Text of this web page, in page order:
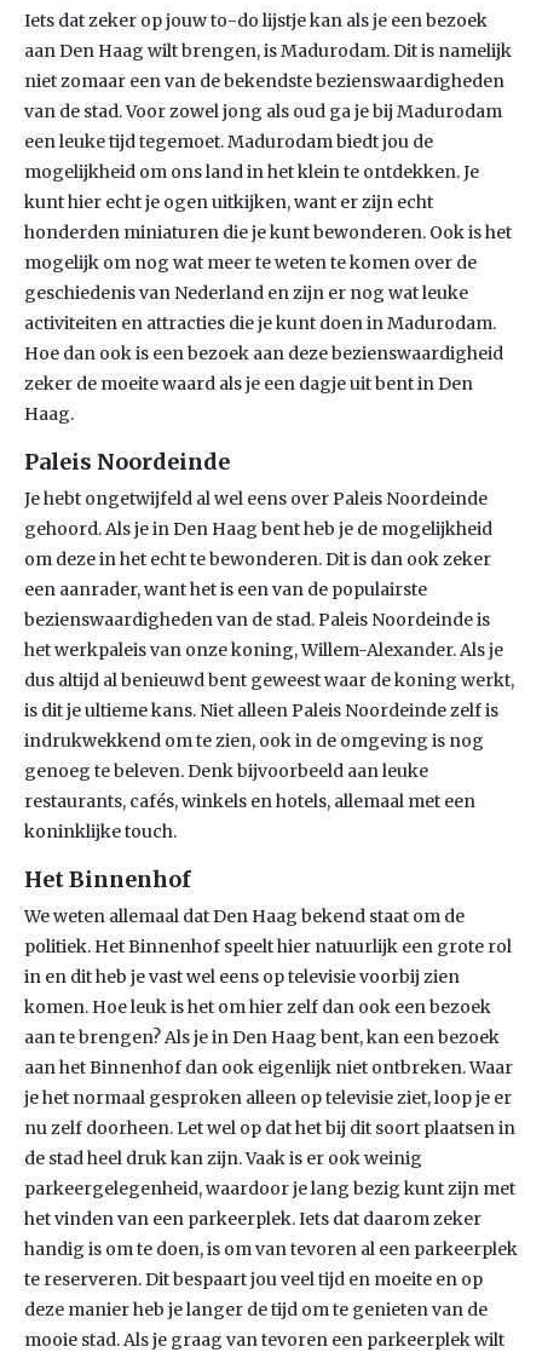
Iets dat zeker op jouw to-do lijstje kan als je een bezoek
aan Den Haag wilt brengen, is Madurodam. Dit is namelijk
niet zomaar een van de bekendste bezienswaardigheden
van de stad. Voor zowel jong als oud ga je bij Madurodam
een leuke tijd tegemoet. Madurodam biedt jou de
mogelijkheid om ons land in het klein te ontdekken. Je
kunt hier echt je ogen uitkijken, want er zijn echt
honderden miniaturen die je kunt bewonderen. Ook is het
mogelijk om nog wat meer te weten te komen over de
geschiedenis van Nederland en zijn er nog wat leuke
activiteiten en attracties die je kunt doen in Madurodam.
Hoe dan ook is een bezoek aan deze bezienswaardigheid
zeker de moeite waard als je een dagje uit bent in Den
Haag.
Paleis Noordeinde
Je hebt ongetwijfeld al wel eens over Paleis Noordeinde
gehoord. Als je in Den Haag bent heb je de mogelijkheid
om deze in het echt te bewonderen. Dit is dan ook zeker
een aanrader, want het is een van de populairste
bezienswaardigheden van de stad. Paleis Noordeinde is
het werkpaleis van onze koning, Willem-Alexander. Als je
dus altijd al benieuwd bent geweest waar de koning werkt,
is dit je ultieme kans. Niet alleen Paleis Noordeinde zelf is
indrukwekkend om te zien, ook in de omgeving is nog
genoeg te beleven. Denk bijvoorbeeld aan leuke
restaurants, cafés, winkels en hotels, allemaal met een
koninklijke touch.
Het Binnenhof
We weten allemaal dat Den Haag bekend staat om de
politiek. Het Binnenhof speelt hier natuurlijk een grote rol
in en dit heb je vast wel eens op televisie voorbij zien
komen. Hoe leuk is het om hier zelf dan ook een bezoek
aan te brengen? Als je in Den Haag bent, kan een bezoek
aan het Binnenhof dan ook eigenlijk niet ontbreken. Waar
je het normaal gesproken alleen op televisie ziet, loop je er
nu zelf doorheen. Let wel op dat het bij dit soort plaatsen in
de stad heel druk kan zijn. Vaak is er ook weinig
parkeergelegenheid, waardoor je lang bezig kunt zijn met
het vinden van een parkeerplek. Iets dat daarom zeker
handig is om te doen, is om van tevoren al een parkeerplek
te reserveren. Dit bespaart jou veel tijd en moeite en op
deze manier heb je langer de tijd om te genieten van de
mooie stad. Als je graag van tevoren een parkeerplek wilt